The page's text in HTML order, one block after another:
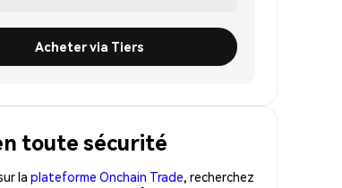
Acheter via Tiers
toute sécurité
la plateforme Onchain Trade, recherchez